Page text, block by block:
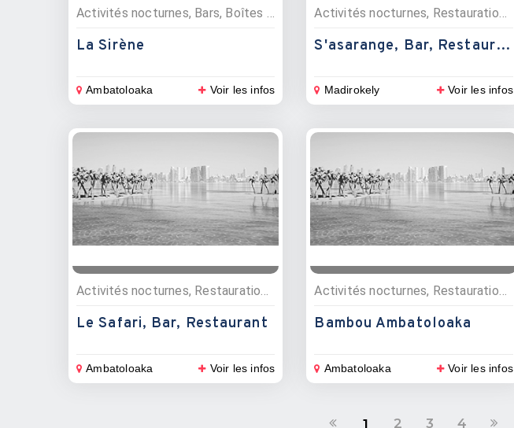
La Sirène
Ambatoloaka Voir les infos
S'asarange, Bar, Restaurant
Madirokely Voir les infos
Activités nocturnes, Restauration , Bars, Restaurants
Le Safari, Bar, Restaurant
Ambatoloaka Voir les infos
Activités nocturnes, Restauration , Bars, Restaurants
Bambou Ambatoloaka
Ambatoloaka Voir les infos
1 2 3 4